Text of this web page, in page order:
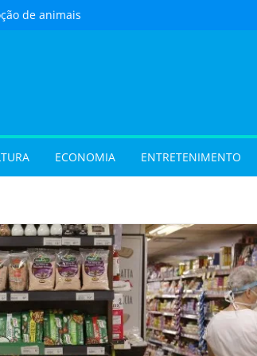
de animais
cresce no
e grandes
sobrenome após o
exigir atualização dos
filhos para evitar
ECONOMIA ENTRETENIMENTO